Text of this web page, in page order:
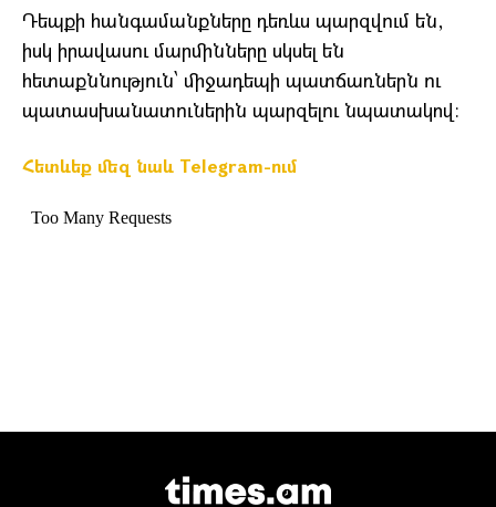
Դեպքի հանգամանքները դեռևս պարզվում են,
իսկ իրավասու մարմինները սկսել են
հետաքննություն՝ միջադեպի պատճառներն ու
պատասխանատուներին պարզելու նպատակով։
Հետևեք մեզ նաև Telegram-ում